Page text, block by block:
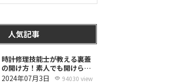
人気記事
時計修理技能士が教える裏蓋
の開け方！素人でも開けられ
る？
2024年07月3日 94030 view